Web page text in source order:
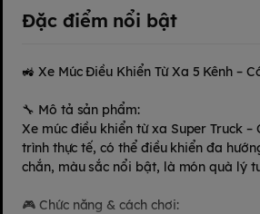
Đặc điểm nổi bật
🚜 Xe Múc Điều Khiển Từ Xa 5 Kênh –
🔧 Mô tả sản phẩm:
Xe múc điều khiển từ xa Super Truck
trình thực tế, có thể điều khiển đa
chắn, màu sắc nổi bật, là món quà lý
🎮 Chức năng & cách chơi: